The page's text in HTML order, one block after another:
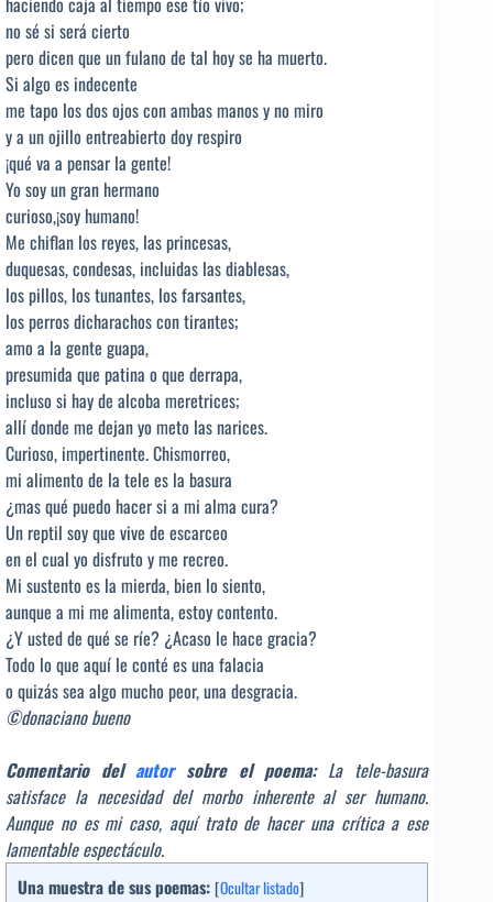
no sé si será cierto
pero dicen que un fulano de tal hoy se ha muerto.
Si algo es indecente
me tapo los dos ojos con ambas manos y no miro
y a un ojillo entreabierto doy respiro
¡qué va a pensar la gente!
Yo soy un gran hermano
curioso,¡soy humano!
Me chiflan los reyes, las princesas,
duquesas, condesas, incluidas las diablesas,
los pillos, los tunantes, los farsantes,
los perros dicharachos con tirantes;
amo a la gente guapa,
presumida que patina o que derrapa,
incluso si hay de alcoba meretrices;
allí donde me dejan yo meto las narices.
Curioso, impertinente. Chismorreo,
mi alimento de la tele es la basura
¿mas qué puedo hacer si a mi alma cura?
Un reptil soy que vive de escarceo
en el cual yo disfruto y me recreo.
Mi sustento es la mierda, bien lo siento,
aunque a mi me alimenta, estoy contento.
¿Y usted de qué se ríe? ¿Acaso le hace gracia?
Todo lo que aquí le conté es una falacia
o quizás sea algo mucho peor, una desgracia.
©donaciano bueno
Comentario delautorsobre el poema: La tele-basura
satisface la necesidad del morbo inherente al ser humano.
Aunque no es mi caso, aquí trato de hacer una crítica a ese
lamentable espectáculo.
Una muestra de sus poemas: [Ocultar listado]